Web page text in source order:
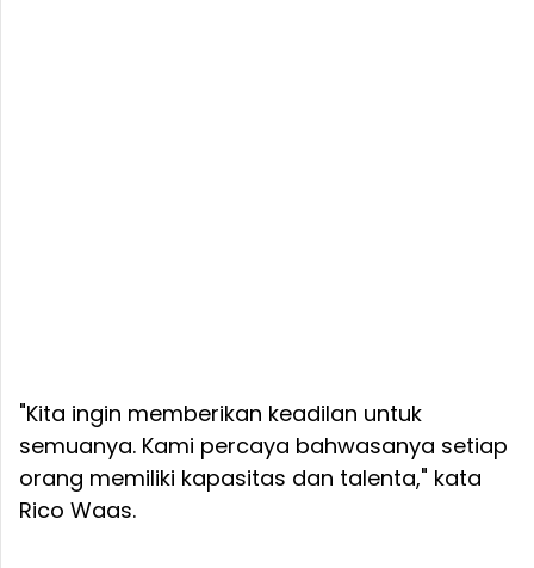
"Kita ingin memberikan keadilan untuk
semuanya. Kami percaya bahwasanya setiap
orang memiliki kapasitas dan talenta," kata
Rico Waas.